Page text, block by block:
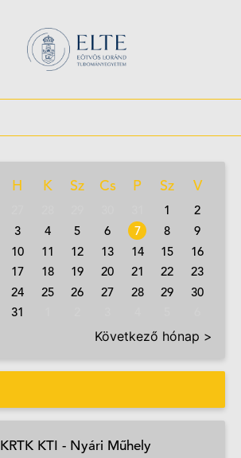
H K Sz Cs P Sz V
1
2
3
4 5 6 7 8
9
10
11 12 13 14 15
16
17
18 19 20 21 22
23
24
25 26 27 28 29
30
31
Következő hónap >
KRTK KTI - Nyári Műhely